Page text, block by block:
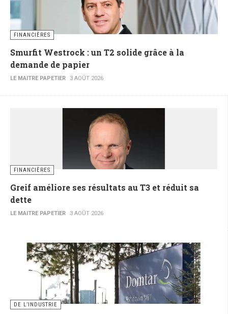
FINANCIÈRES
Smurfit Westrock : un T2 solide grâce à la
demande de papier
LE MAITRE PAPETIER 3 AOÛT 2026
FINANCIÈRES
Greif améliore ses résultats au T3 et réduit sa
dette
LE MAITRE PAPETIER 3 AOÛT 2026
DE L’INDUSTRIE